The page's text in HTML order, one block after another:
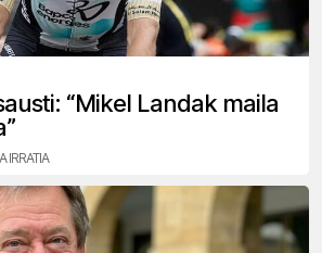
“Mikel Landak maila
IRRATIA